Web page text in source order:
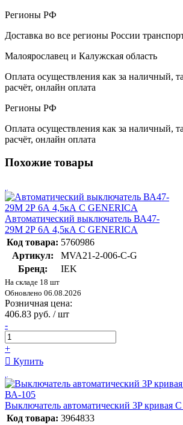
Регионы РФ
Доставка во все регионы России
Малоярославец и Калужская область
Оплата осуществления как за наличный,
расчёт, онлайн оплата
Регионы РФ
Оплата осуществления как за наличный,
расчёт, онлайн оплата
Похожие товары
Автоматический выключатель ВА47-
29М 2P 6А 4,5кА C GENERICA
Код товара: 5760986
Артикул:
MVA21-2-006-C-G
Бренд:
IEK
На складе 18 шт
Обновлено 06.08.2026
Розничная цена:
406.83 руб. / шт
-
+
Купить
Выключатель автоматический 3P кривая
Код товара: 3964833